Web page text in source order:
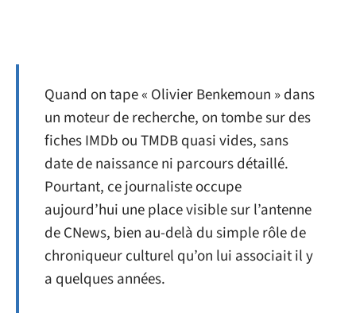
Quand on tape « Olivier Benkemoun » dans
un moteur de recherche, on tombe sur des
fiches IMDb ou TMDB quasi vides, sans
date de naissance ni parcours détaillé.
Pourtant, ce journaliste occupe
aujourd’hui une place visible sur l’antenne
de CNews, bien au-delà du simple rôle de
chroniqueur culturel qu’on lui associait il y
a quelques années.